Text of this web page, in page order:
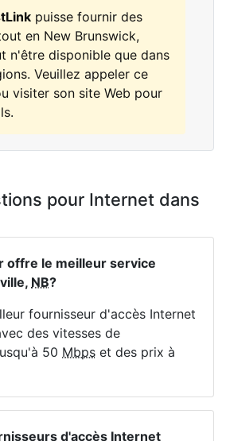
puisse fournir des
en New Brunswick,
n'être disponible que dans
Veuillez appeler ce
visiter son site Web pour
pour Internet dans
offre le meilleur service
NB?
fournisseur d'accès Internet
des vitesses de
50 Mbps et des prix à
d'accès Internet